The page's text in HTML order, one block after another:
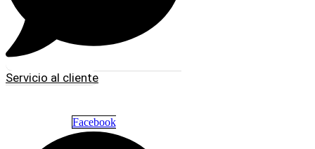
Servicio al cliente
Facebook